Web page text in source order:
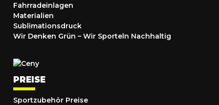
Fahrradeinlagen
Materialien
Sublimationsdruck
Wir Denken Grün – Wir Sporteln Nachhaltig
PREISE
Sportzubehör Preise